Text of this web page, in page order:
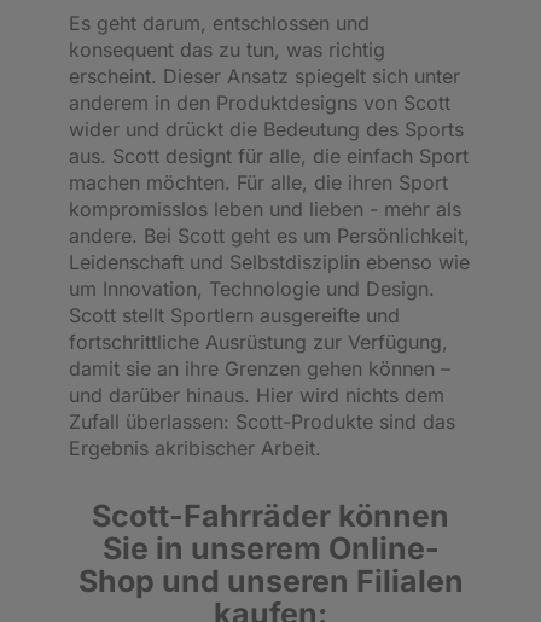
Es geht darum, entschlossen und
konsequent das zu tun, was richtig
erscheint. Dieser Ansatz spiegelt sich unter
anderem in den Produktdesigns von Scott
wider und drückt die Bedeutung des Sports
aus. Scott designt für alle, die einfach Sport
machen möchten. Für alle, die ihren Sport
kompromisslos leben und lieben - mehr als
andere. Bei Scott geht es um Persönlichkeit,
Leidenschaft und Selbstdisziplin ebenso wie
um Innovation, Technologie und Design.
Scott stellt Sportlern ausgereifte und
fortschrittliche Ausrüstung zur Verfügung,
damit sie an ihre Grenzen gehen können –
und darüber hinaus. Hier wird nichts dem
Zufall überlassen: Scott-Produkte sind das
Ergebnis akribischer Arbeit.
Scott-Fahrräder können
Sie in unserem Online-
Shop und unseren Filialen
kaufen: